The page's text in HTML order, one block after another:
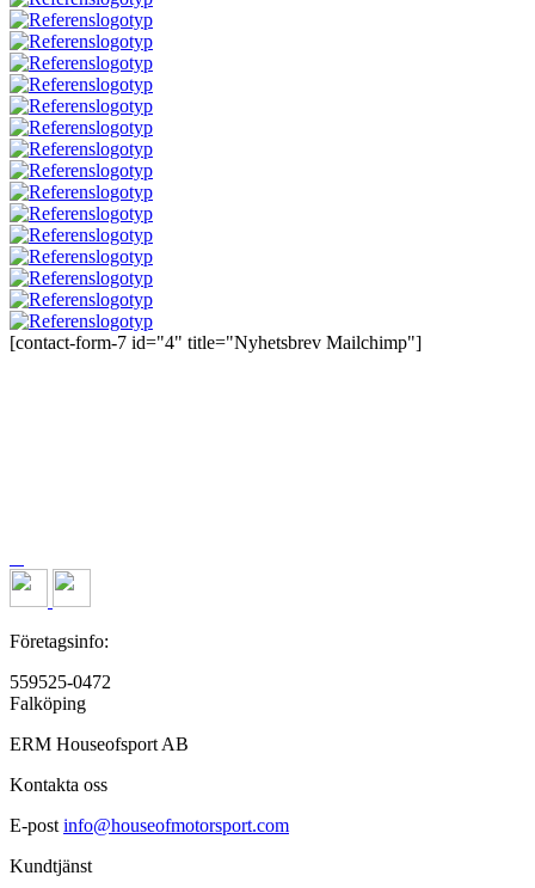
[contact-form-7 id="4" title="Nyhetsbrev Mailchimp"]
Företagsinfo:
559525-0472
Falköping
ERM Houseofsport AB
Kontakta oss
E-post info@houseofmotorsport.com
Kundtjänst